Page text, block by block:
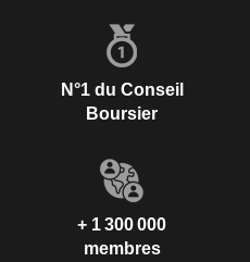
N°1 du Conseil
Boursier
+ 1 300 000
membres